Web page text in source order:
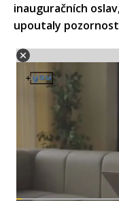
inauguračních
upoutaly